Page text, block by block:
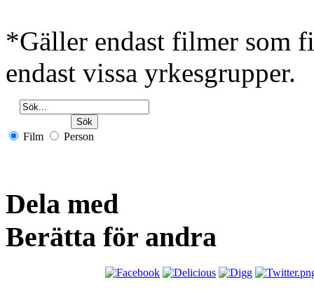
*Gäller endast filmer som
endast vissa yrkesgrupper.
Film Person
Dela med
Berätta för andra